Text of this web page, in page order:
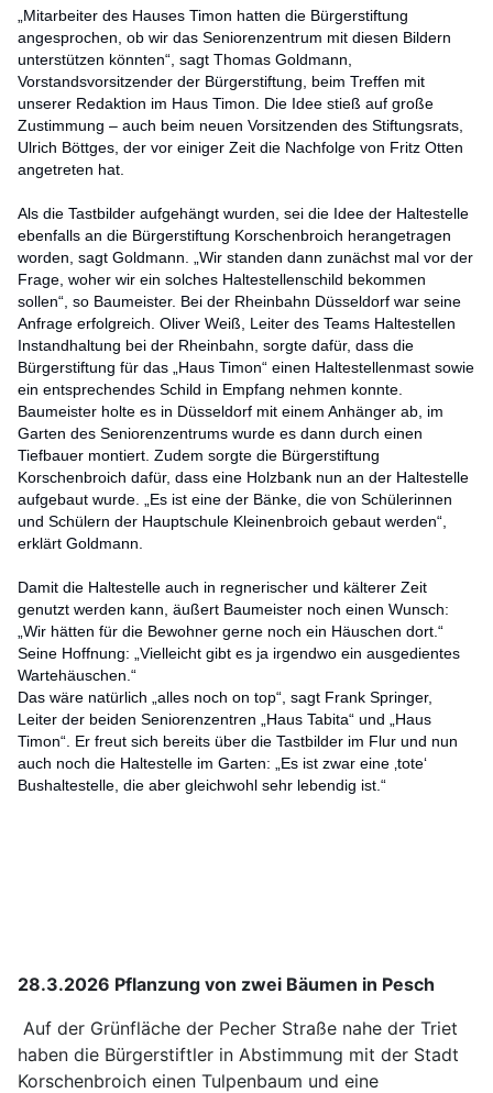
„Mitarbeiter des Hauses Timon hatten die Bürgerstiftung
angesprochen, ob wir das Seniorenzentrum mit diesen Bildern
unterstützen könnten“, sagt Thomas Goldmann,
Vorstandsvorsitzender der Bürgerstiftung, beim Treffen mit
unserer Redaktion im Haus Timon. Die Idee stieß auf große
Zustimmung – auch beim neuen Vorsitzenden des Stiftungsrats,
Ulrich Böttges, der vor einiger Zeit die Nachfolge von Fritz Otten
angetreten hat.
Als die Tastbilder aufgehängt wurden, sei die Idee der Haltestelle
ebenfalls an die Bürgerstiftung Korschenbroich herangetragen
worden, sagt Goldmann. „Wir standen dann zunächst mal vor der
Frage, woher wir ein solches Haltestellenschild bekommen
sollen“, so Baumeister. Bei der Rheinbahn Düsseldorf war seine
Anfrage erfolgreich. Oliver Weiß, Leiter des Teams Haltestellen
Instandhaltung bei der Rheinbahn, sorgte dafür, dass die
Bürgerstiftung für das „Haus Timon“ einen Haltestellenmast sowie
ein entsprechendes Schild in Empfang nehmen konnte.
Baumeister holte es in Düsseldorf mit einem Anhänger ab, im
Garten des Seniorenzentrums wurde es dann durch einen
Tiefbauer montiert. Zudem sorgte die Bürgerstiftung
Korschenbroich dafür, dass eine Holzbank nun an der Haltestelle
aufgebaut wurde. „Es ist eine der Bänke, die von Schülerinnen
und Schülern der Hauptschule Kleinenbroich gebaut werden“,
erklärt Goldmann.
Damit die Haltestelle auch in regnerischer und kälterer Zeit
genutzt werden kann, äußert Baumeister noch einen Wunsch:
„Wir hätten für die Bewohner gerne noch ein Häuschen dort.“
Seine Hoffnung: „Vielleicht gibt es ja irgendwo ein ausgedientes
Wartehäuschen.“
Das wäre natürlich „alles noch on top“, sagt Frank Springer,
Leiter der beiden Seniorenzentren „Haus Tabita“ und „Haus
Timon“. Er freut sich bereits über die Tastbilder im Flur und nun
auch noch die Haltestelle im Garten: „Es ist zwar eine ‚tote‘
Bushaltestelle, die aber gleichwohl sehr lebendig ist.“
28.3.2026 Pflanzung von zwei Bäumen in Pesch
Auf der Grünfläche der Pecher Straße nahe der Triet
haben die Bürgerstiftler in Abstimmung mit der Stadt
Korschenbroich einen Tulpenbaum und eine